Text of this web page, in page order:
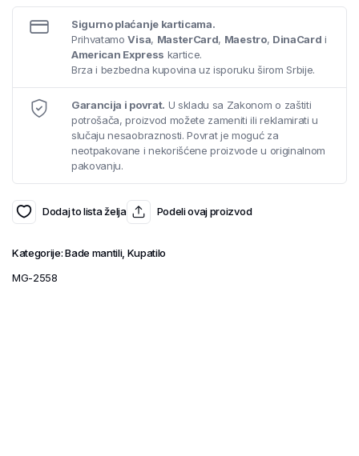
Sigurno plaćanje karticama.
PrihvatamoVisa, MasterCard, Maestro, DinaCard i
American Express kartice.
Brza i bezbedna kupovina uz isporuku širom Srbije.
Garancija i povrat. U skladu sa Zakonom o zaštiti
potrošača, proizvod možete zameniti ili reklamirati u
slučaju nesaobraznosti. Povrat je moguć za
neotpakovane i nekorišćene proizvode u originalnom
pakovanju.
Dodaj to lista želja Podeli ovaj proizvod
Kategorije:Bade mantili, Kupatilo
MG-2558